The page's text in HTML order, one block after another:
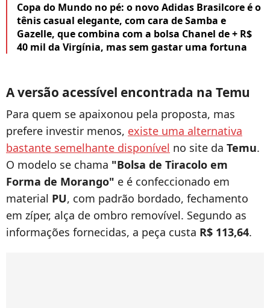
Copa do Mundo no pé: o novo Adidas Brasilcore é o
tênis casual elegante, com cara de Samba e
Gazelle, que combina com a bolsa Chanel de + R$
40 mil da Virgínia, mas sem gastar uma fortuna
A versão acessível encontrada na Temu
Para quem se apaixonou pela proposta, mas
prefere investir menos, existe uma alternativa
bastante semelhante disponível no site da Temu.
O modelo se chama "Bolsa de Tiracolo em
Forma de Morango" e é confeccionado em
material PU, com padrão bordado, fechamento
em zíper, alça de ombro removível. Segundo as
informações fornecidas, a peça custa R$ 113,64.